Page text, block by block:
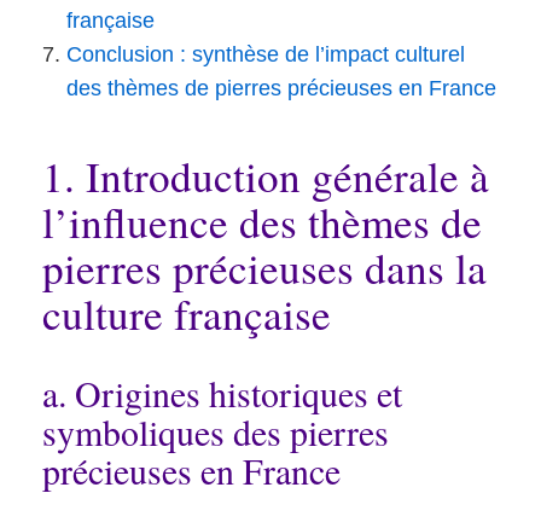
française
Conclusion : synthèse de l’impact culturel
des thèmes de pierres précieuses en France
1. Introduction générale à
l’influence des thèmes de
pierres précieuses dans la
culture française
a. Origines historiques et
symboliques des pierres
précieuses en France